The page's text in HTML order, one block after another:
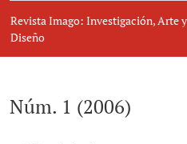
Revista Imago: Investigación, Arte y
Diseño
Núm. 1 (2006)